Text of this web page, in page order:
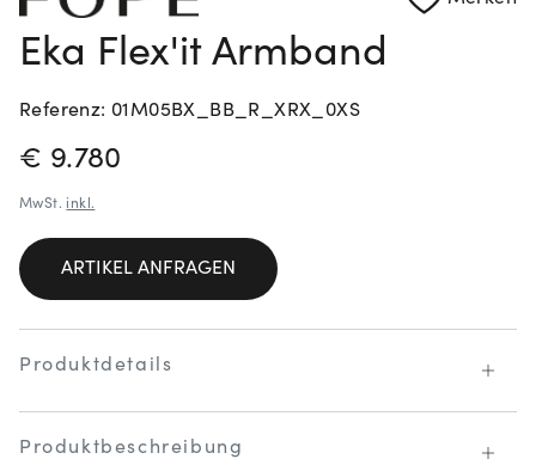
Eka Flex'it Armband
Referenz: 01M05BX_BB_R_XRX_0XS
PREISINFORMATIONEN
€ 9.780
MwSt. inkl.
ARTIKEL ANFRAGEN
Produktdetails
Produktbeschreibung